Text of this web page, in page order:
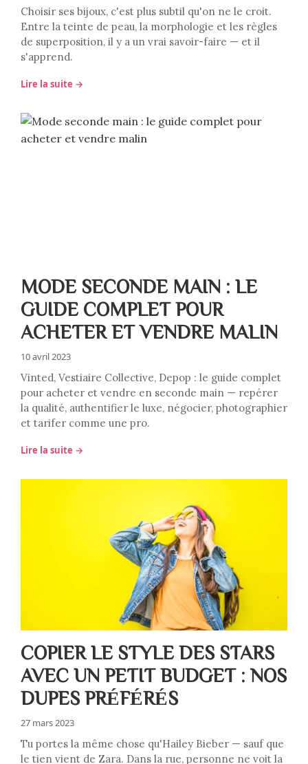
Choisir ses bijoux, c'est plus subtil qu'on ne le croit.
Entre la teinte de peau, la morphologie et les règles
de superposition, il y a un vrai savoir-faire — et il
s'apprend.
Lire la suite →
MODE SECONDE MAIN : LE
GUIDE COMPLET POUR
ACHETER ET VENDRE MALIN
10 avril 2023
Vinted, Vestiaire Collective, Depop : le guide complet
pour acheter et vendre en seconde main — repérer
la qualité, authentifier le luxe, négocier, photographier
et tarifer comme une pro.
Lire la suite →
COPIER LE STYLE DES STARS
AVEC UN PETIT BUDGET : NOS
DUPES PRÉFÉRÉS
27 mars 2023
Tu portes la même chose qu'Hailey Bieber — sauf que
le tien vient de Zara. Dans la rue, personne ne voit la